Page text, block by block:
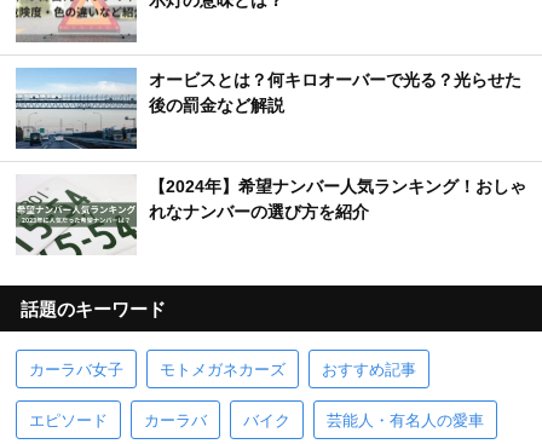
オービスとは？何キロオーバーで光る？光らせた
後の罰金など解説
【2024年】希望ナンバー人気ランキング！おしゃ
れなナンバーの選び方を紹介
話題のキーワード
カーラバ女子 モトメガネカーズ おすすめ記事
エピソード カーラバ バイク 芸能人・有名人の愛車